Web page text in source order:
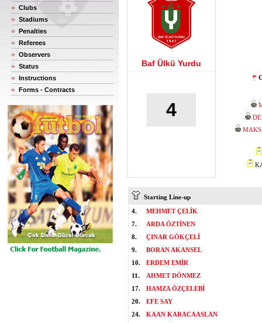
Clubs
Stadiums
Penalties
Referees
Observers
Status
Instructions
Forms - Contracts
Baf Ülkü Yurdu
4
Starting Line-up
4.
MEHMET ÇELİK
7.
ARDA ÖZTİNEN
8.
ÇINAR GÖKÇELİ
9.
BORAN AKANSEL
10.
ERDEM EMİR
11.
AHMET DÖNMEZ
17.
HAMZA ÖZÇELEBİ
20.
EFE SAY
24.
KAAN KARACAASLAN